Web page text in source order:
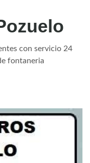
con servicio 24
fontaneria